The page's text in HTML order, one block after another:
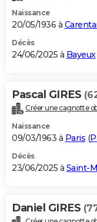
Naissance
20/05/1936 à
Décès
24/06/2025 à Bayeux
Pascal GIRES
Créer une cagnotte
Naissance
09/03/1963 à Paris (
Décès
23/06/2025 à Saint-
Daniel GIRES